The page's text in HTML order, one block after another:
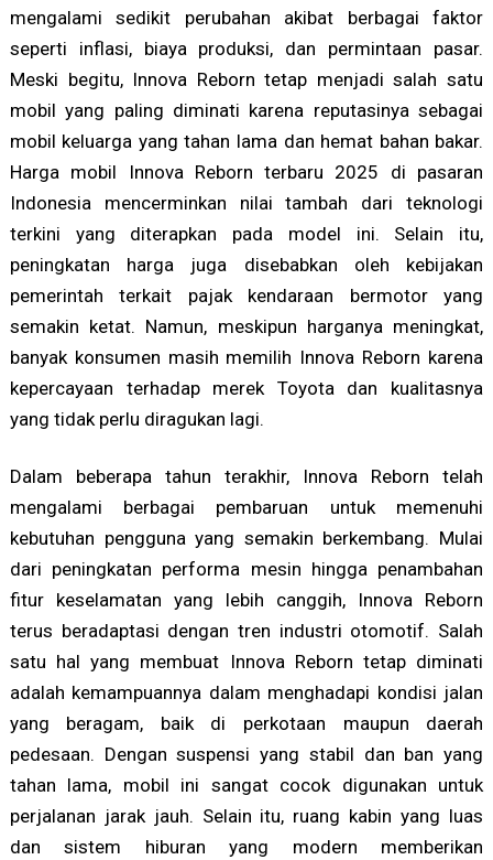
mengalami sedikit perubahan akibat berbagai faktor
seperti inflasi, biaya produksi, dan permintaan pasar.
Meski begitu, Innova Reborn tetap menjadi salah satu
mobil yang paling diminati karena reputasinya sebagai
mobil keluarga yang tahan lama dan hemat bahan bakar.
Harga mobil Innova Reborn terbaru 2025 di pasaran
Indonesia mencerminkan nilai tambah dari teknologi
terkini yang diterapkan pada model ini. Selain itu,
peningkatan harga juga disebabkan oleh kebijakan
pemerintah terkait pajak kendaraan bermotor yang
semakin ketat. Namun, meskipun harganya meningkat,
banyak konsumen masih memilih Innova Reborn karena
kepercayaan terhadap merek Toyota dan kualitasnya
yang tidak perlu diragukan lagi.
Dalam beberapa tahun terakhir, Innova Reborn telah
mengalami berbagai pembaruan untuk memenuhi
kebutuhan pengguna yang semakin berkembang. Mulai
dari peningkatan performa mesin hingga penambahan
fitur keselamatan yang lebih canggih, Innova Reborn
terus beradaptasi dengan tren industri otomotif. Salah
satu hal yang membuat Innova Reborn tetap diminati
adalah kemampuannya dalam menghadapi kondisi jalan
yang beragam, baik di perkotaan maupun daerah
pedesaan. Dengan suspensi yang stabil dan ban yang
tahan lama, mobil ini sangat cocok digunakan untuk
perjalanan jarak jauh. Selain itu, ruang kabin yang luas
dan sistem hiburan yang modern memberikan